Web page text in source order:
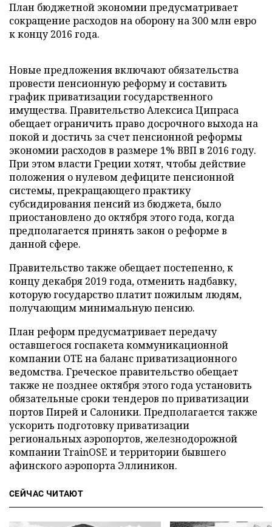
План бюджетной экономии предусматривает
сокращение расходов на оборону на 300 млн евро
к концу 2016 года.
Новые предложения включают обязательства
провести пенсионную реформу и составить
график приватизации государственного
имущества. Правительство Алексиса Ципраса
обещает ограничить право досрочного выхода на
покой и достичь за счет пенсионной реформы
экономии расходов в размере 1% ВВП в 2016 году.
При этом власти Греции хотят, чтобы действие
положения о нулевом дефиците пенсионной
системы, прекращающего практику
субсидирования пенсий из бюджета, было
приостановлено до октября этого года, когда
предполагается принять закон о реформе в
данной сфере.
Правительство также обещает постепенно, к
концу декабря 2019 года, отменить надбавку,
которую государство платит пожилым людям,
получающим минимальную пенсию.
План реформ предусматривает передачу
оставшегося госпакета коммуникационной
компании ОТЕ на баланс приватизационного
ведомства. Греческое правительство обещает
также не позднее октября этого года установить
обязательные сроки тендеров по приватизации
портов Пирей и Салоники. Предполагается также
ускорить подготовку приватизации
региональных аэропортов, железнодорожной
компании TrainOSE и территории бывшего
афинского аэропорта Эллиникон.
СЕЙЧАС ЧИТАЮТ